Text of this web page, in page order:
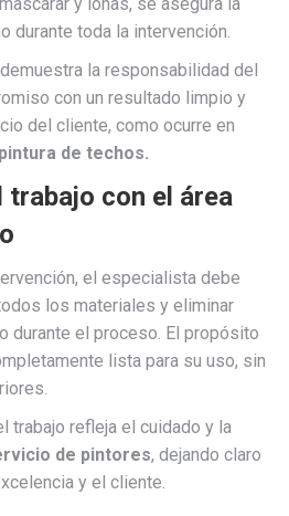
durante toda la intervención.
la responsabilidad del
con un resultado limpio y
del cliente, como ocurre en
de techos.
trabajo con el área
el especialista debe
los materiales y eliminar
durante el proceso. El propósito
lista para su uso, sin
trabajo refleja el cuidado y la
de pintores, dejando claro
y el cliente.